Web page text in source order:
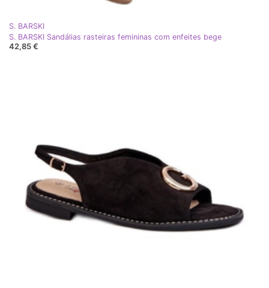
S. BARSKI
S. BARSKI Sandálias rasteiras femininas com enfeites bege
42,85 €